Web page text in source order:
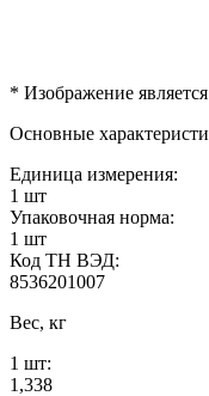
* Изображение
Основные
Единица измерения:
1 шт
Упаковочная норма:
1 шт
Код ТН ВЭД:
8536201007
Вес, кг
1 шт:
1,338